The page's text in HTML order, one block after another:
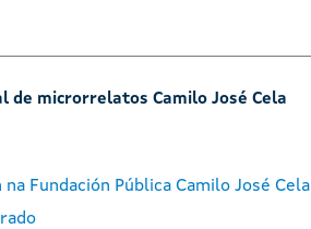
de microrrelatos Camilo José Cela
Fundación Pública Camilo José Cela